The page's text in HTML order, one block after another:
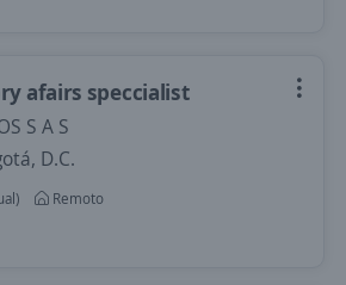
afairs speccialist
S A S
D.C.
Remoto